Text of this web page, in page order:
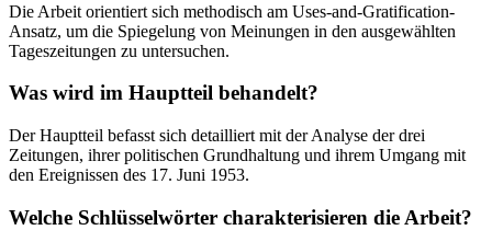
Die Arbeit orientiert sich methodisch am Uses-and-Gratification-
Ansatz, um die Spiegelung von Meinungen in den ausgewählten
Tageszeitungen zu untersuchen.
Was wird im Hauptteil behandelt?
Der Hauptteil befasst sich detailliert mit der Analyse der drei
Zeitungen, ihrer politischen Grundhaltung und ihrem Umgang mit
den Ereignissen des 17. Juni 1953.
Welche Schlüsselwörter charakterisieren die Arbeit?